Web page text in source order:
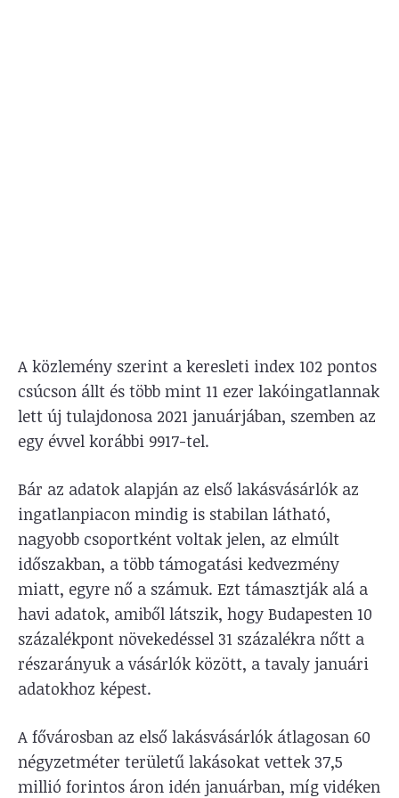
A közlemény szerint a keresleti index 102 pontos
csúcson állt és több mint 11 ezer lakóingatlannak
lett új tulajdonosa 2021 januárjában, szemben az
egy évvel korábbi 9917-tel.
Bár az adatok alapján az első lakásvásárlók az
ingatlanpiacon mindig is stabilan látható,
nagyobb csoportként voltak jelen, az elmúlt
időszakban, a több támogatási kedvezmény
miatt, egyre nő a számuk. Ezt támasztják alá a
havi adatok, amiből látszik, hogy Budapesten 10
százalékpont növekedéssel 31 százalékra nőtt a
részarányuk a vásárlók között, a tavaly januári
adatokhoz képest.
A fővárosban az első lakásvásárlók átlagosan 60
négyzetméter területű lakásokat vettek 37,5
millió forintos áron idén januárban, míg vidéken